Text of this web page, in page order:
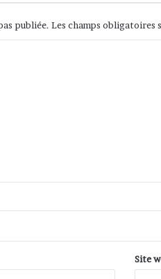
publiée. Les champs obligatoires
Site